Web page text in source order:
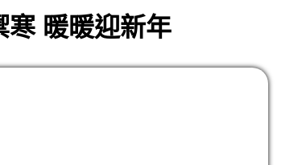
寒 暖暖迎新年